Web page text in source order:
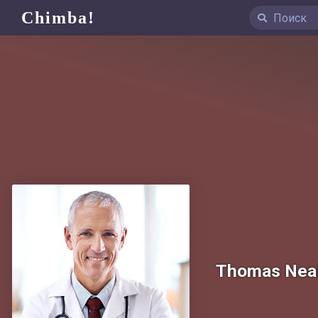
Chimba!
Thomas